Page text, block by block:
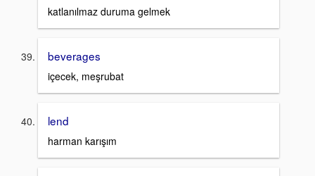
katlanılmaz duruma gelmek
beverages
içecek, meşrubat
lend
harman karışım